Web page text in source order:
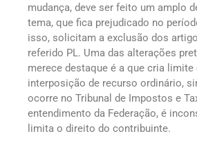
mudança, deve ser feito um amplo
tema, que fica prejudicado no
isso, solicitam a exclusão dos
referido PL. Uma das alterações
merece destaque é a que cria limite
interposição de recurso ordinário,
ocorre no Tribunal de Impostos e
entendimento da Federação, é
limita o direito do contribuinte.